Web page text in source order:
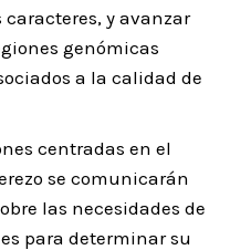
y avanzar
genómicas
a la calidad de
centradas en el
se comunicarán
las necesidades de
para determinar su